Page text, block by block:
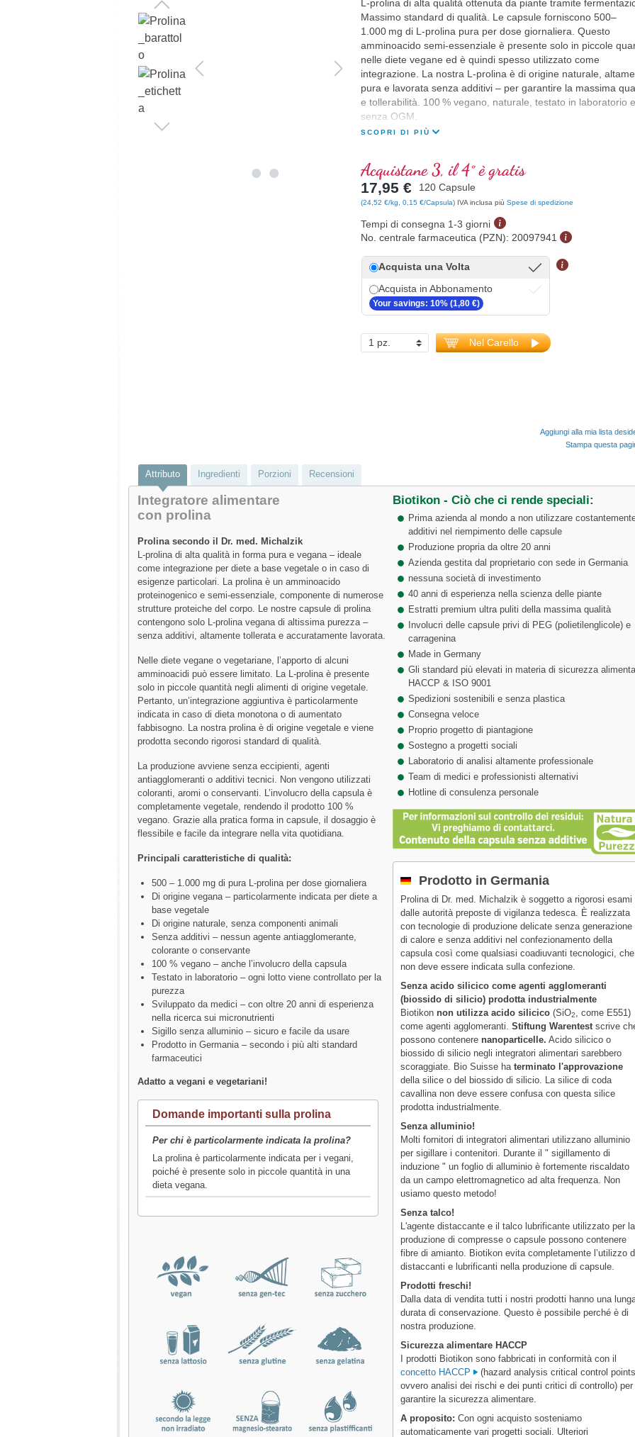
L-prolina di alta qualità ottenuta da piante tramite
Massimo standard di qualità. Le capsule forniscono 500–
1.000 mg di L-prolina pura per dose giornaliera. Questo
amminoacido semi-essenziale è presente solo in piccole
nelle diete vegane ed è quindi spesso utilizzato come
integrazione. La nostra L-prolina è di origine naturale,
pura e lavorata senza additivi – per garantire la massima
e tollerabilità. 100 % vegano, naturale, testato in laboratorio e
senza OGM.
SCOPRI DI PIÙ
Acquistane 3, il 4° è gratis
17,95 € 120 Capsule
(24,52 €/kg, 0,15 €/Capsula) IVA inclusa più Spese di spedizione
Tempi di consegna 1-3 giorni
No. centrale farmaceutica (PZN): 20097941
Acquista una Volta
Acquista in Abbonamento
Your savings: 10% (1,80 €)
Nel Carello
Aggiungi alla mia lista
Stampa questa
Attributo Ingredienti Porzioni Recensioni
Integratore alimentare
con prolina
Prolina secondo il Dr. med. Michalzik
L-prolina di alta qualità in forma pura e vegana – ideale
come integrazione per diete a base vegetale o in caso di
esigenze particolari. La prolina è un amminoacido
proteinogenico e semi-essenziale, componente di numerose
strutture proteiche del corpo. Le nostre capsule di prolina
contengono solo L-prolina vegana di altissima purezza –
senza additivi, altamente tollerata e accuratamente lavorata.
Nelle diete vegane o vegetariane, l’apporto di alcuni
amminoacidi può essere limitato. La L-prolina è presente
solo in piccole quantità negli alimenti di origine vegetale.
Pertanto, un’integrazione aggiuntiva è particolarmente
indicata in caso di dieta monotona o di aumentato
fabbisogno. La nostra prolina è di origine vegetale e viene
prodotta secondo rigorosi standard di qualità.
La produzione avviene senza eccipienti, agenti
antiagglomeranti o additivi tecnici. Non vengono utilizzati
coloranti, aromi o conservanti. L’involucro della capsula è
completamente vegetale, rendendo il prodotto 100 %
vegano. Grazie alla pratica forma in capsule, il dosaggio è
flessibile e facile da integrare nella vita quotidiana.
Principali caratteristiche di qualità:
500 – 1.000 mg di pura L-prolina per dose giornaliera
Di origine vegana – particolarmente indicata per diete a
base vegetale
Di origine naturale, senza componenti animali
Senza additivi – nessun agente antiagglomerante,
colorante o conservante
100 % vegano – anche l’involucro della capsula
Testato in laboratorio – ogni lotto viene controllato per la
purezza
Sviluppato da medici – con oltre 20 anni di esperienza
nella ricerca sui micronutrienti
Sigillo senza alluminio – sicuro e facile da usare
Prodotto in Germania – secondo i più alti standard
farmaceutici
Adatto a vegani e vegetariani!
Domande importanti sulla prolina
Per chi è particolarmente indicata la prolina?
La prolina è particolarmente indicata per i vegani,
poiché è presente solo in piccole quantità in una
dieta vegana.
Biotikon - Ciò che ci rende speciali:
Prima azienda al mondo a non utilizzare
additivi nel riempimento delle capsule
Produzione propria da oltre 20 anni
Azienda gestita dal proprietario con sede in Germania
nessuna società di investimento
40 anni di esperienza nella scienza delle piante
Estratti premium ultra puliti della massima qualità
Involucri delle capsule privi di PEG (polietilenglicole) e
carragenina
Made in Germany
Gli standard più elevati in materia di sicurezza
HACCP & ISO 9001
Spedizioni sostenibili e senza plastica
Consegna veloce
Proprio progetto di piantagione
Sostegno a progetti sociali
Laboratorio di analisi altamente professionale
Team di medici e professionisti alternativi
Hotline di consulenza personale
Prodotto in Germania
Prolina di Dr. med. Michalzik è soggetto a rigorosi esami
dalle autorità preposte di vigilanza tedesca. È realizzata
con tecnologie di produzione delicate senza generazione
di calore e senza additivi nel confezionamento della
capsula così come qualsiasi coadiuvanti tecnologici, che
non deve essere indicata sulla confezione.
Senza acido silicico come agenti agglomeranti
(biossido di silicio) prodotta industrialmente
Biotikon non utilizza acido silicico (SiO2
, come E551)
come agenti agglomeranti.Stiftung Warentest scrive
possono contenere nanoparticelle. Acido silicico o
biossido di silicio negli integratori alimentari sarebbero
scoraggiate. Bio Suisse haterminato l'approvazione
della silice o del biossido di silicio. La silice di coda
cavallina non deve essere confusa con questa silice
prodotta industrialmente.
Senza alluminio!
Molti fornitori di integratori alimentari utilizzano alluminio
per sigillare i contenitori. Durante il " sigillamento di
induzione " un foglio di alluminio è fortemente riscaldato
da un campo elettromagnetico ad alta frequenza. Non
usiamo questo metodo!
Senza talco!
L'agente distaccante e il talco lubrificante utilizzato per la
produzione di compresse o capsule possono contenere
fibre di amianto. Biotikon evita completamente l’utilizzo
distaccanti e lubrificanti nella produzione di capsule.
Prodotti freschi!
Dalla data di vendita tutti i nostri prodotti hanno una
durata di conservazione. Questo è possibile perché è di
nostra produzione.
Sicurezza alimentare HACCP
I prodotti Biotikon sono fabbricati in conformità con il
concetto HACCP
(hazard analysis critical control
ovvero analisi dei rischi e dei punti critici di controllo) per
garantire la sicurezza alimentare.
A proposito: Con ogni acquisto sosteniamo
automaticamente vari progetti sociali. Ulteriori